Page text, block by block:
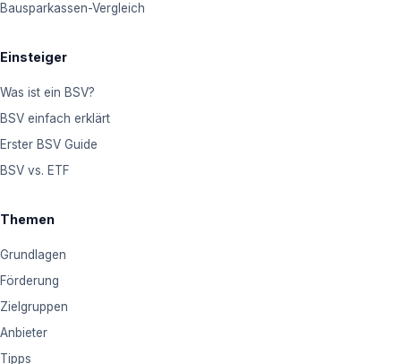
Bausparkassen-Vergleich
Einsteiger
Was ist ein BSV?
BSV einfach erklärt
Erster BSV Guide
BSV vs. ETF
Themen
Grundlagen
Förderung
Zielgruppen
Anbieter
Tipps